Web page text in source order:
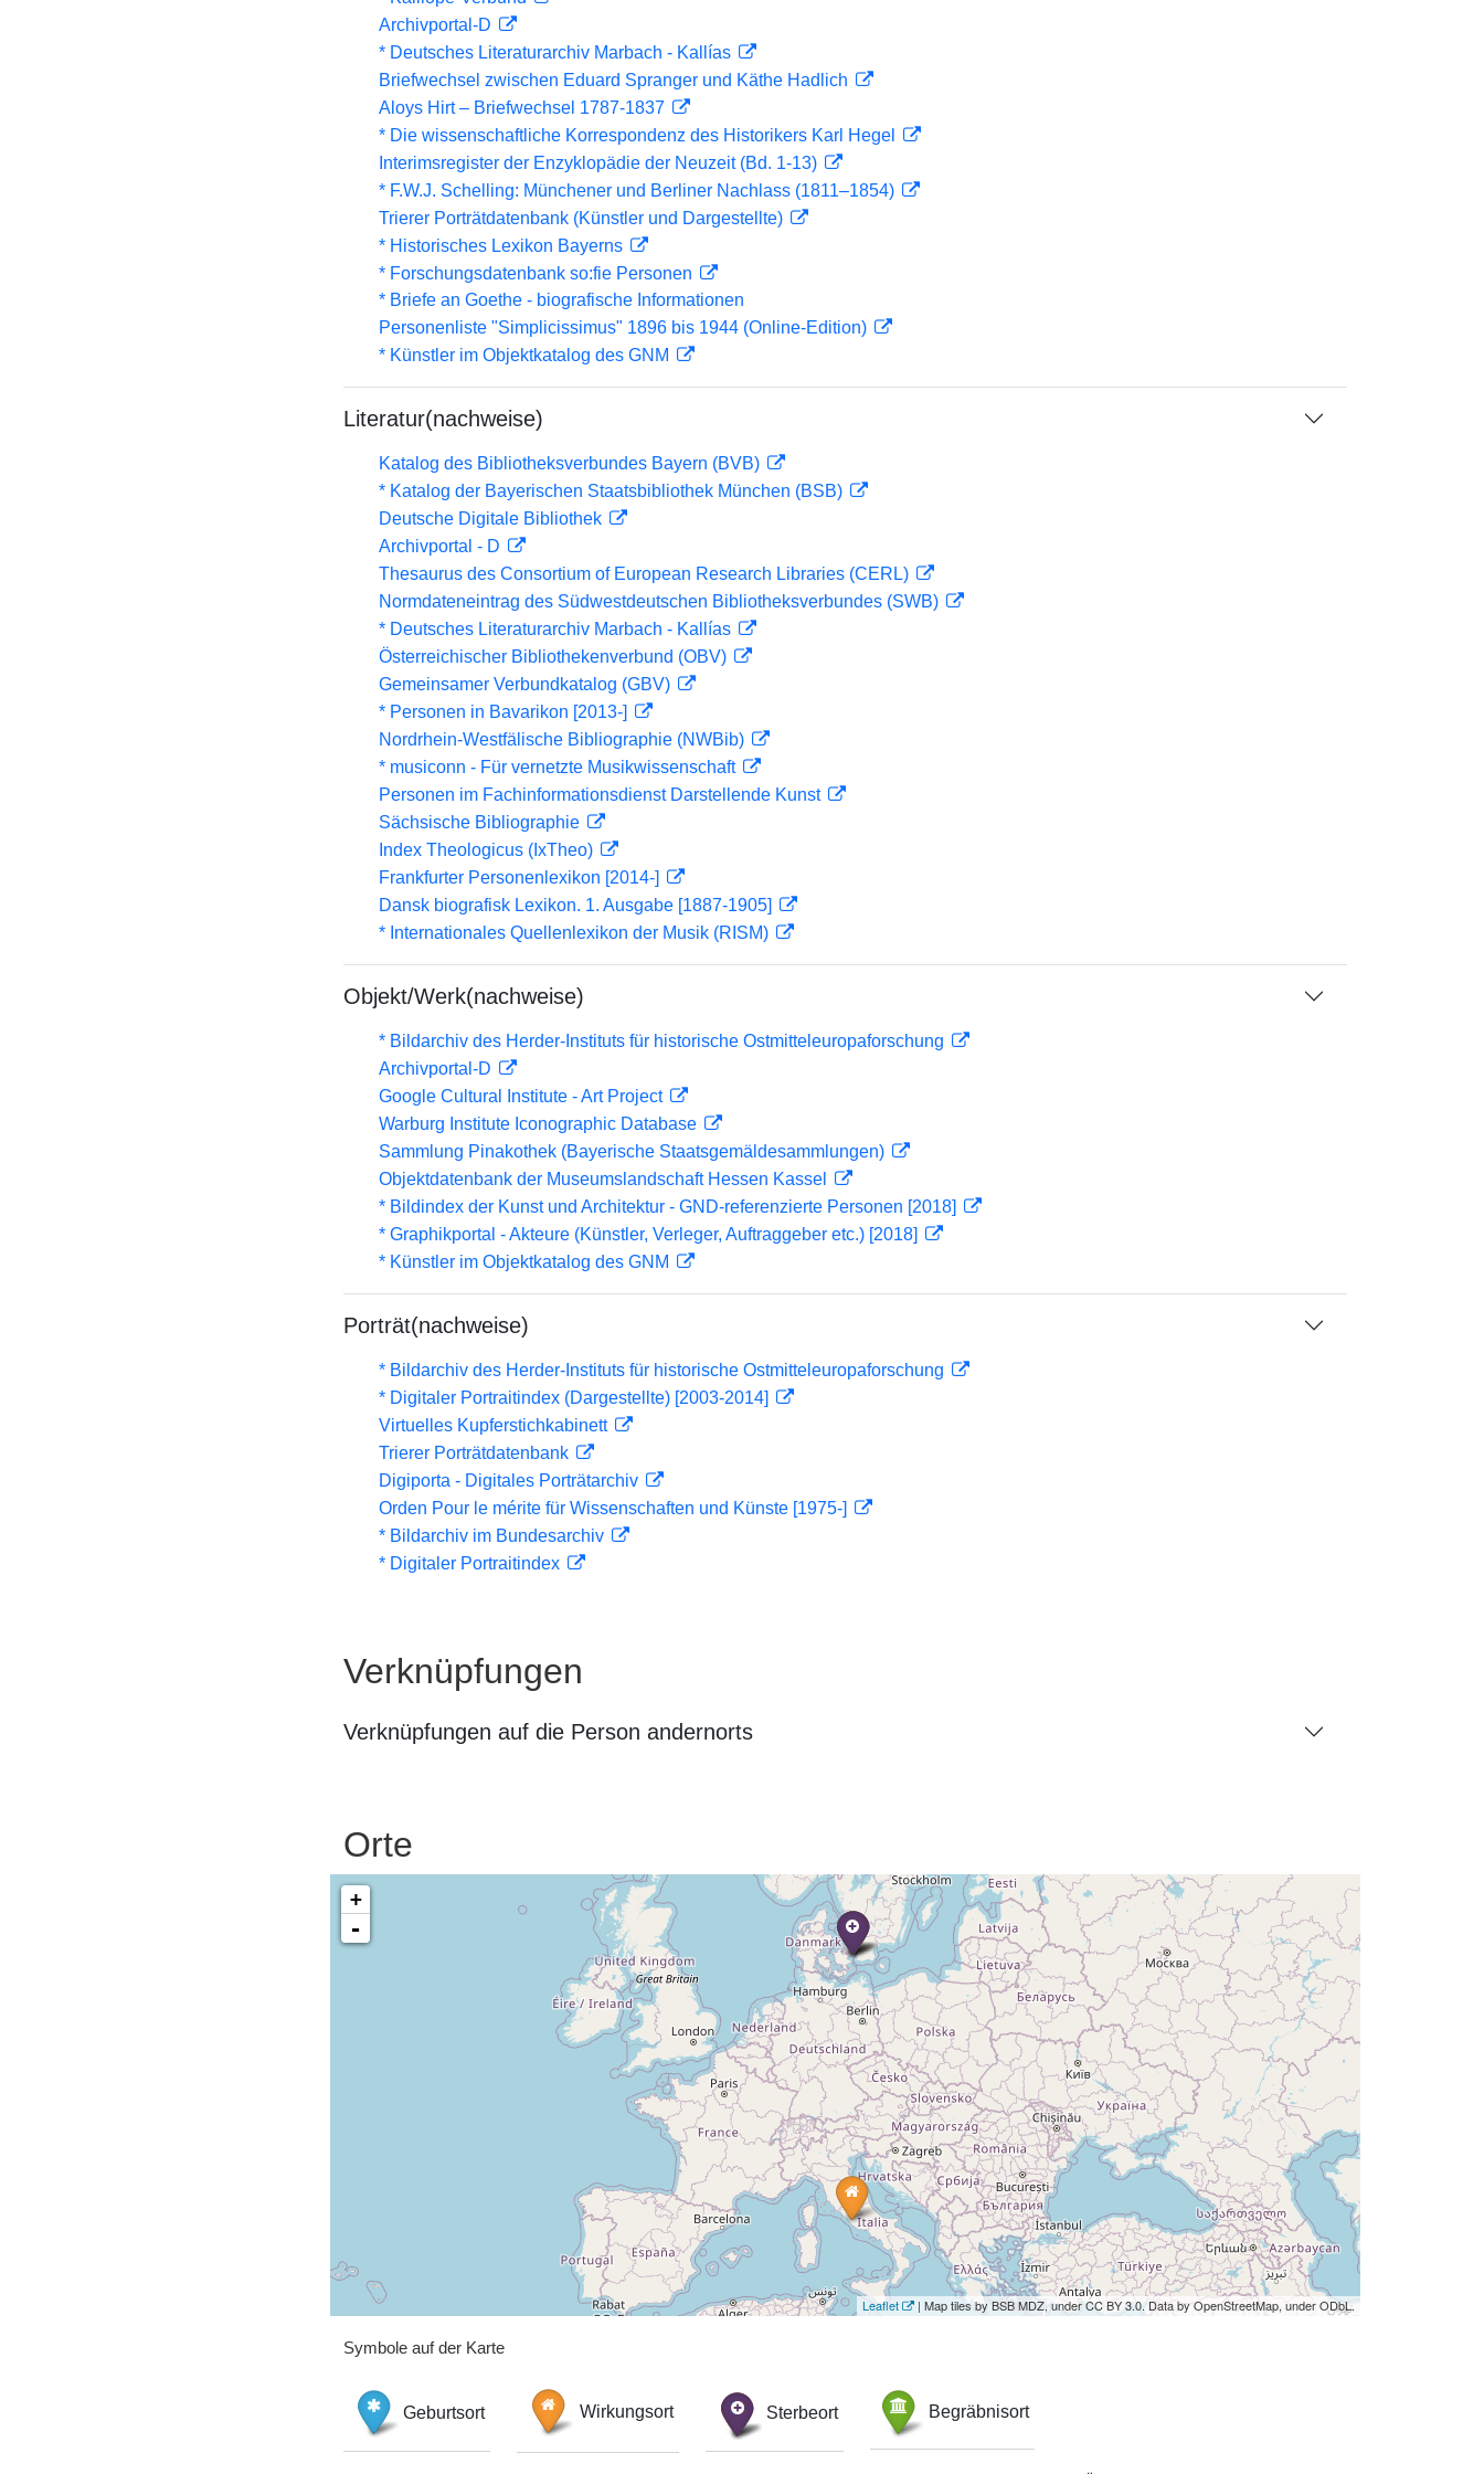
Archivportal-D
* Deutsches Literaturarchiv Marbach - Kallías
Briefwechsel zwischen Eduard Spranger und Käthe Hadlich
Aloys Hirt – Briefwechsel 1787-1837
* Die wissenschaftliche Korrespondenz des Historikers Karl Hegel
Interimsregister der Enzyklopädie der Neuzeit (Bd. 1-13)
* F.W.J. Schelling: Münchener und Berliner Nachlass (1811–1854)
Trierer Porträtdatenbank (Künstler und Dargestellte)
* Historisches Lexikon Bayerns
* Forschungsdatenbank so:fie Personen
* Briefe an Goethe - biografische Informationen
Personenliste "Simplicissimus" 1896 bis 1944 (Online-Edition)
* Künstler im Objektkatalog des GNM
Literatur(nachweise)
Katalog des Bibliotheksverbundes Bayern (BVB)
* Katalog der Bayerischen Staatsbibliothek München (BSB)
Deutsche Digitale Bibliothek
Archivportal - D
Thesaurus des Consortium of European Research Libraries (CERL)
Normdateneintrag des Südwestdeutschen Bibliotheksverbundes (SWB)
* Deutsches Literaturarchiv Marbach - Kallías
Österreichischer Bibliothekenverbund (OBV)
Gemeinsamer Verbundkatalog (GBV)
* Personen in Bavarikon [2013-]
Nordrhein-Westfälische Bibliographie (NWBib)
* musiconn - Für vernetzte Musikwissenschaft
Personen im Fachinformationsdienst Darstellende Kunst
Sächsische Bibliographie
Index Theologicus (IxTheo)
Frankfurter Personenlexikon [2014-]
Dansk biografisk Lexikon. 1. Ausgabe [1887-1905]
* Internationales Quellenlexikon der Musik (RISM)
Objekt/Werk(nachweise)
* Bildarchiv des Herder-Instituts für historische Ostmitteleuropaforschung
Archivportal-D
Google Cultural Institute - Art Project
Warburg Institute Iconographic Database
Sammlung Pinakothek (Bayerische Staatsgemäldesammlungen)
Objektdatenbank der Museumslandschaft Hessen Kassel
* Bildindex der Kunst und Architektur - GND-referenzierte Personen [2018]
* Graphikportal - Akteure (Künstler, Verleger, Auftraggeber etc.) [2018]
* Künstler im Objektkatalog des GNM
Porträt(nachweise)
* Bildarchiv des Herder-Instituts für historische Ostmitteleuropaforschung
* Digitaler Portraitindex (Dargestellte) [2003-2014]
Virtuelles Kupferstichkabinett
Trierer Porträtdatenbank
Digiporta - Digitales Porträtarchiv
Orden Pour le mérite für Wissenschaften und Künste [1975-]
* Bildarchiv im Bundesarchiv
* Digitaler Portraitindex
Verknüpfungen
Verknüpfungen auf die Person andernorts
Orte
+
-
Leaflet | Map tiles by BSB MDZ, under CC BY 3.0. Data by OpenStreetMap, under ODbL.
Symbole auf der Karte
Geburtsort Wirkungsort Sterbeort Begräbnisort